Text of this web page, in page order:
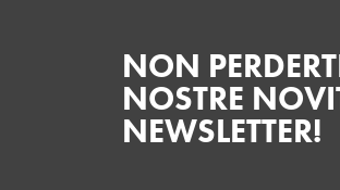
NON
NOSTRE
NEWSLETTER!